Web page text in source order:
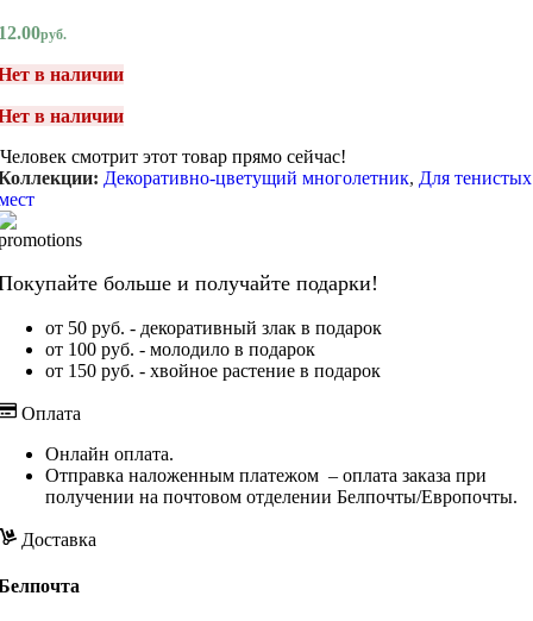
руб.
в наличии
в наличии
Человек смотрит этот товар прямо сейчас!
Декоративно-цветущий многолетник, Для тенистых
больше и получайте подарки!
от 50 руб. - декоративный злак в подарок
от 100 руб. - молодило в подарок
от 150 руб. - хвойное растение в подарок
Оплата
Онлайн оплата.
Отправка наложенным платежом – оплата заказа при
получении на почтовом отделении Белпочты/Европочты.
Доставка